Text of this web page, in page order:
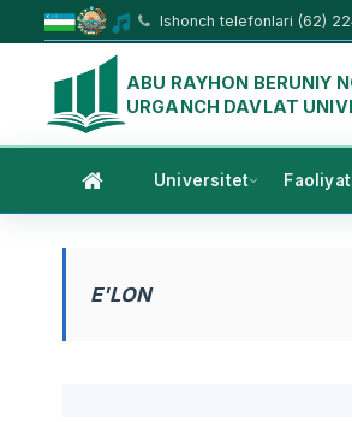
Ishonch telefonlari (62)
ABU RAYHON BERUNIY
URGANCH DAVLAT
Universitet Faoliyat
E'LON